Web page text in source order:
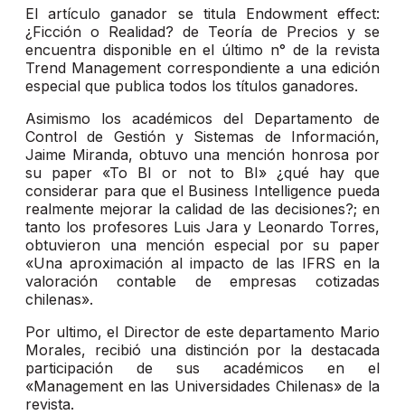
El artículo ganador se titula Endowment effect:
¿Ficción o Realidad? de Teoría de Precios y se
encuentra disponible en el último n° de la revista
Trend Management correspondiente a una edición
especial que publica todos los títulos ganadores.
Asimismo los académicos del Departamento de
Control de Gestión y Sistemas de Información,
Jaime Miranda, obtuvo una mención honrosa por
su paper «To BI or not to BI» ¿qué hay que
considerar para que el Business Intelligence pueda
realmente mejorar la calidad de las decisiones?; en
tanto los profesores Luis Jara y Leonardo Torres,
obtuvieron una mención especial por su paper
«Una aproximación al impacto de las IFRS en la
valoración contable de empresas cotizadas
chilenas».
Por ultimo, el Director de este departamento Mario
Morales, recibió una distinción por la destacada
participación de sus académicos en el
«Management en las Universidades Chilenas» de la
revista.